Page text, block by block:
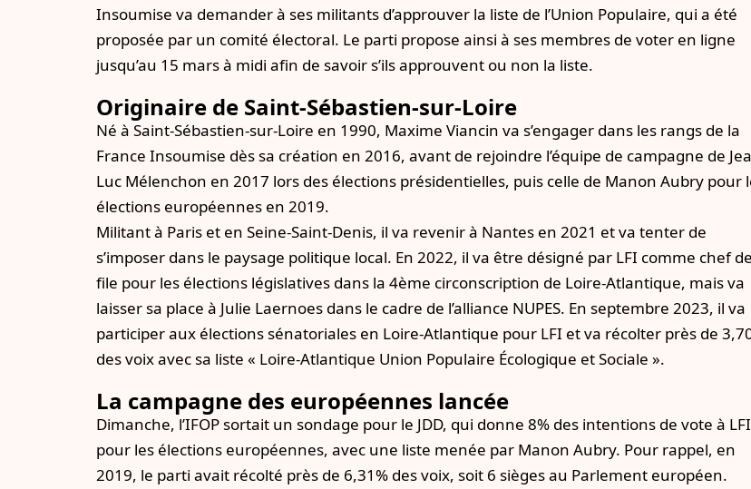
Insoumiseva demander à ses militants d’approuver la liste de l’Union Populaire, qui a été
proposée par un comité électoral. Le parti propose ainsi à ses membres de voter en ligne
jusqu’au 15 mars à midi afin de savoir s’ils approuvent ou non la liste.
Originaire de Saint-Sébastien-sur-Loire
Né à Saint-Sébastien-sur-Loire en 1990, Maxime Viancin va s’engager dans les rangs de la
France Insoumise dès sa création en 2016, avant de rejoindre l’équipe de campagne de
Luc Mélenchon en 2017 lors des élections présidentielles, puis celle de Manon Aubry pour
élections européennes en 2019.
Militant à Paris et en Seine-Saint-Denis, il va revenir à Nantes en 2021 et va tenter de
s’imposer dans le paysage politique local. En 2022, il va être désigné par LFI comme chef de
file pour les élections législatives dans la 4ème circonscription de Loire-Atlantique, mais va
laisser sa place à Julie Laernoes dans le cadre de l’alliance NUPES. En septembre 2023, il va
participer aux élections sénatoriales en Loire-Atlantique pour LFI et va récolter près de
des voix avec sa liste « Loire-Atlantique Union Populaire Écologique et Sociale ».
La campagne des européennes lancée
Dimanche, l’IFOP sortait un sondage pour le JDD, qui donne 8% des intentions de vote à LFI
pour les élections européennes, avec une liste menée par Manon Aubry. Pour rappel, en
2019, le parti avait récolté près de 6,31% des voix, soit 6 sièges au Parlement européen.